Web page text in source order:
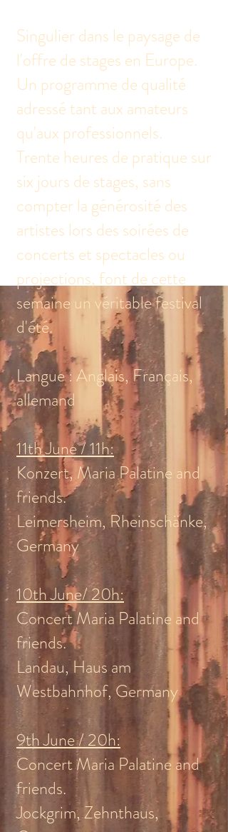
Singulier dans le paysage de
l'offre de stages en Europe.
Un programme de qualité
adressé tant aux amateurs
qu'aux professionnels.
Trente heures de pratique sur
six jours de stages, sans
compter la générosité des
artistes lors des soirées de
concerts et spectacles ou
projections, font de cette
semaine un véritable festival
d'été.
Langue : Anglais, Français,
allemand
​11th June / 11h:
Konzert, Maria Palatine and
friends.
Leimersheim, Rheinschänke,
Germany
10th June/ 20h:
Concert Maria Palatine and
friends.
Landau, Haus am
Westbahnhof, Germany
9th June / 20h:
Concert Maria Palatine and
friends.
Jockgrim, Zehnthaus,